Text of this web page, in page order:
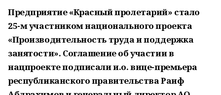
Предприятие «Красный пролетарий» стало
25-м участником национального проекта
«Производительность труда и поддержка
занятости». Соглашение об участии в
нацпроекте подписали и.о. вице-премьера
республиканского правительства Раиф